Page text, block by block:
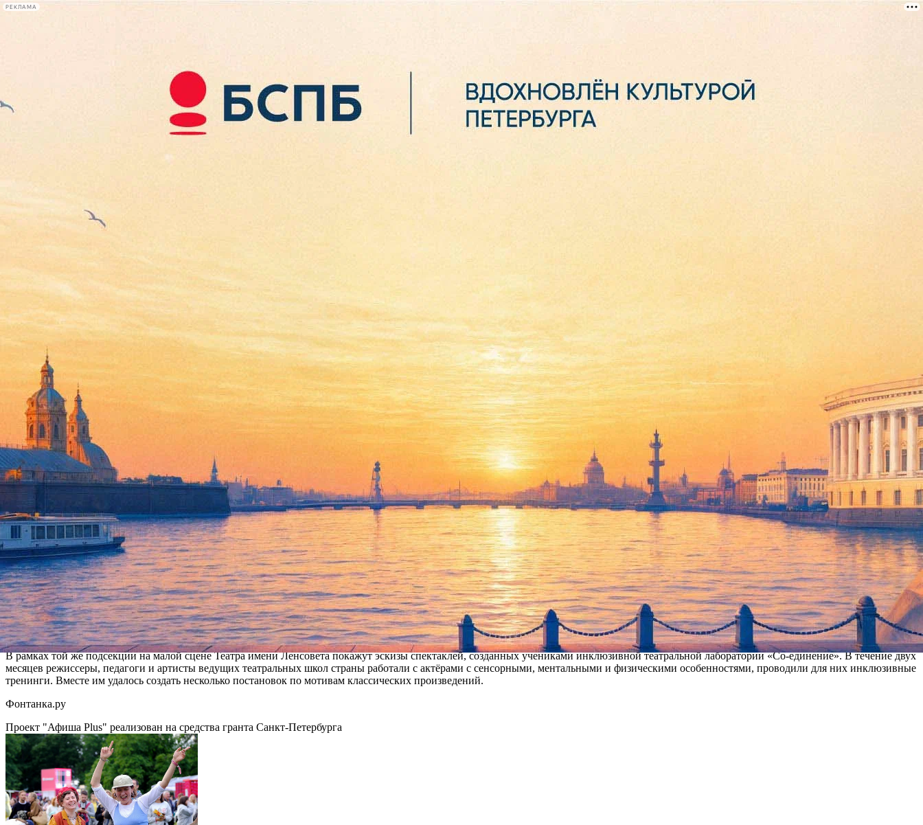
РЕКЛАМА
лекции
книги
Актеры БДТ и люди с аутизмом сыграют общую премьеру
13 декабря 2015,
На IV Санкт-Петербургском международном культурном форуме состоится премьера спектакля режиссера Бориса Павловича «Язык птиц». Актеры Большого драматического театра им. Г.А.
Товстоногова и люди с аутизмом сыграют в нем вместе.
Спектакль по суфийской философской поэме Фарида ад-Дина Аттара репетировался в течение года. Люди с аутизмом из центра «Антон тут рядом» составляют примерно половину состава
исполнителей. Остальные участники – профессиональные артисты из труппы БДТ.
Исследовательский театральный проект, – как сказано в пресс-релизе от Форума, станет своеобразным сигналом обществу о том, что общаться и помогать особенным людям можно не только
через благотворительные проекты, но и в процессе совместного творчества. Режиссер Борис Павлович подчеркивает, что главное в спектакле являются полноценные художественные
отрытия, которые были совершены во время длительных и содержательных репетиций.
Спектакль войдет в репертуар БДТ и будет играться регулярно, так что по прошествии Форума его смогут увидеть все желающие.
Также в рамках социальной подсекции секции «Театр», которой в этом году руководит художественный руководитель БДТ Андрей Могучий, пройдет круглый стол «Социальный театр:
история, мировой опыт, перспективы развития», который проведет Борис Павлович. Кроме того, будет организован мастер-класс «Театр Угнетенных Аугусто Боаля: теория и практика»,
который проведет гость из Англии Адриан Джексон, последователь бразильского режиссера Боаля, разработавшего модель театра, где актеры и зрители существуют на равных и время от
времени меняются местами.
В рамках той же подсекции на малой сцене Театра имени Ленсовета покажут эскизы спектаклей, созданных учениками инклюзивной театральной лаборатории «Со-единение». В течение двух
месяцев режиссеры, педагоги и артисты ведущих театральных школ страны работали с актёрами с сенсорными, ментальными и физическими особенностями, проводили для них инклюзивные
тренинги. Вместе им удалось создать несколько постановок по мотивам классических произведений.
Фонтанка.ру
Проект "Афиша Plus" реализован на средства гранта Санкт-Петербурга